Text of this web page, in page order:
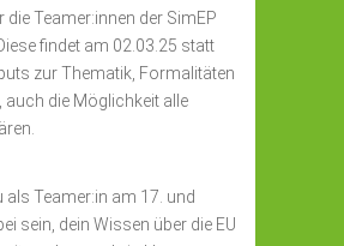
die Teamer:innen der SimEP
findet am 02.03.25 statt
zur Thematik, Formalitäten
auch die Möglichkeit alle
als Teamer:in am 17. und
sein, dein Wissen über die EU